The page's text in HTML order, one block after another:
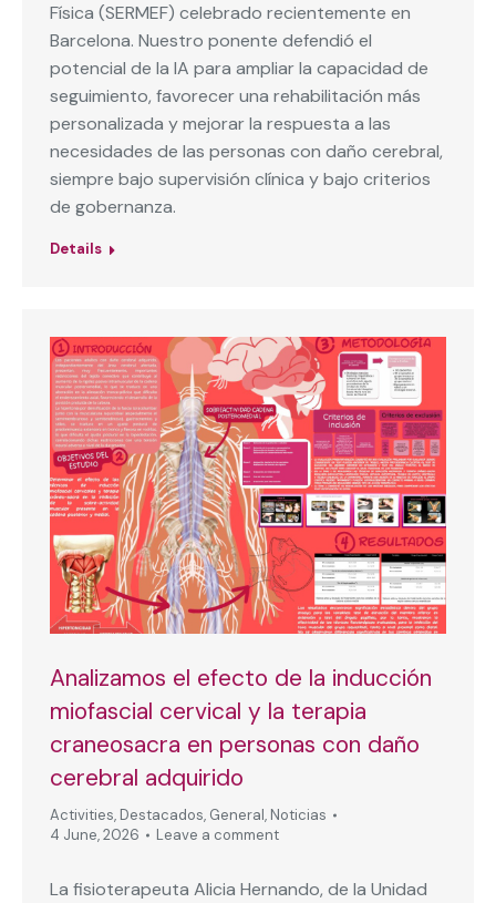
Física (SERMEF) celebrado recientemente en
Barcelona. Nuestro ponente defendió el
potencial de la IA para ampliar la capacidad de
seguimiento, favorecer una rehabilitación más
personalizada y mejorar la respuesta a las
necesidades de las personas con daño cerebral,
siempre bajo supervisión clínica y bajo criterios
de gobernanza.
Details
Analizamos el efecto de la inducción
miofascial cervical y la terapia
craneosacra en personas con daño
cerebral adquirido
Activities, Destacados, General, Noticias
4 June, 2026
Leave a comment
La fisioterapeuta Alicia Hernando, de la Unidad